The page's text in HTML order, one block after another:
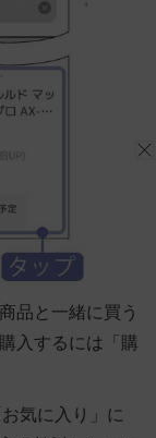
品と一緒に買う
入するには「購
気に入り」に